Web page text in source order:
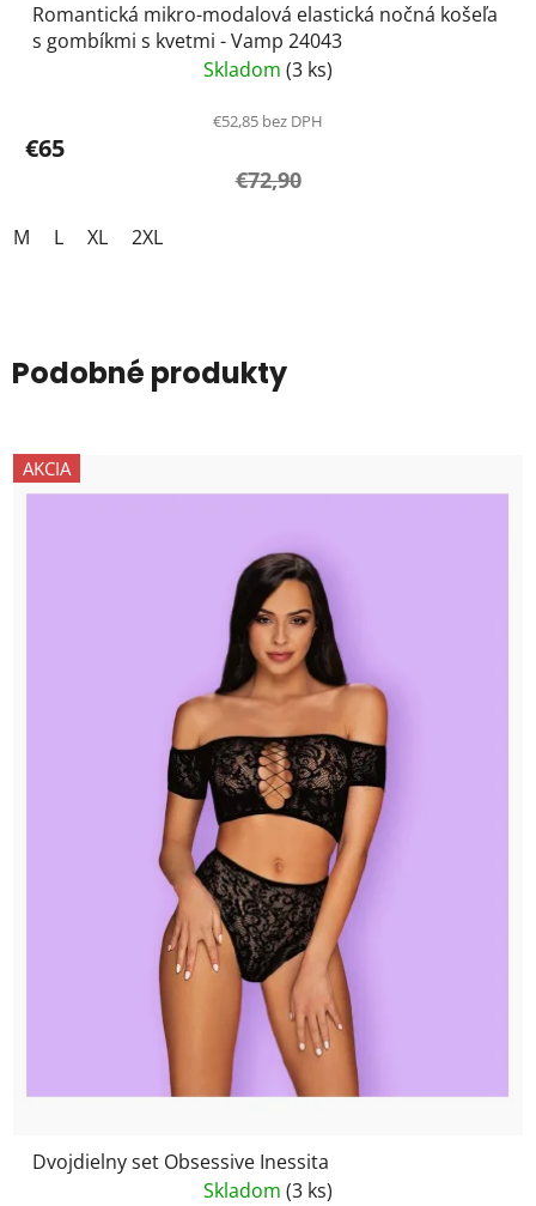
Romantická mikro-modalová elastická nočná košeľa
s gombíkmi s kvetmi - Vamp 24043
Skladom (3 ks)
€52,85 bez DPH
€65
€72,90
M L XL 2XL
Podobné produkty
AKCIA
Dvojdielny set Obsessive Inessita
Skladom (3 ks)